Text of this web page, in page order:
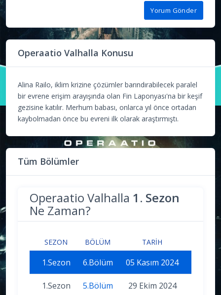
Yorum Gönder
Operaatio Valhalla Konusu
Alina Railo, iklim krizine çözümler barındırabilecek paralel
bir evrene erişim arayışında olan Fin Laponyası'na bir keşif
gezisine katılır. Merhum babası, onlarca yıl önce ortadan
kaybolmadan önce bu evreni ilk olarak araştırmıştı.
Tüm Bölümler
Operaatio Valhalla 1. Sezon
Ne Zaman?
SEZON BÖLÜM TARIH
1.Sezon 6.Bölüm 05 Kasım 2024
1.Sezon 5.Bölüm 29 Ekim 2024